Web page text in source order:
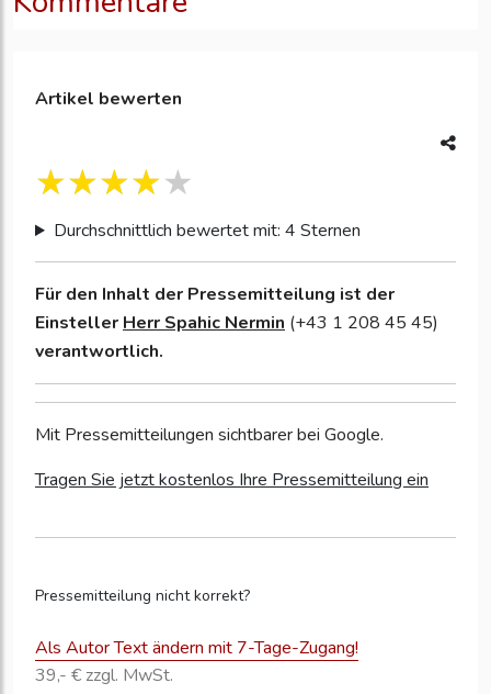
Artikel bewerten
Durchschnittlich bewertet mit: 4 Sternen
Für den Inhalt der Pressemitteilung ist der
Einsteller Herr Spahic Nermin (+43 1 208 45 45)
verantwortlich.
Mit Pressemitteilungen sichtbarer bei Google.
Tragen Sie jetzt kostenlos Ihre Pressemitteilung ein
Pressemitteilung nicht korrekt?
Als Autor Text ändern mit 7-Tage-Zugang!
39,- € zzgl. MwSt.